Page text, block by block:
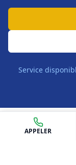
Service
APPELER